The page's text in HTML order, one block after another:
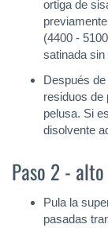
ortiga de
(4400 -
satinada sin
Después
residuos de
pelusa. Si
disolvente
Paso 2 -
Pula la
pasadas